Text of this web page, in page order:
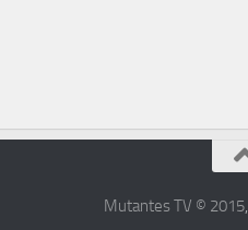
Mutantes TV © 2015,